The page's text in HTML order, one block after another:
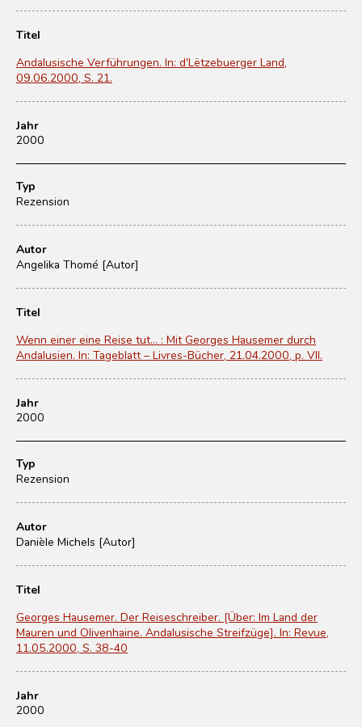
Titel
Andalusische Verführungen. In: d'Lëtzebuerger Land,
09.06.2000, S. 21.
Jahr
2000
Typ
Rezension
Autor
Angelika Thomé [Autor]
Titel
Wenn einer eine Reise tut… : Mit Georges Hausemer durch
Andalusien. In: Tageblatt – Livres-Bücher, 21.04.2000, p. VII.
Jahr
2000
Typ
Rezension
Autor
Danièle Michels [Autor]
Titel
Georges Hausemer. Der Reiseschreiber. [Über: Im Land der
Mauren und Olivenhaine. Andalusische Streifzüge]. In: Revue,
11.05.2000, S. 38-40
Jahr
2000